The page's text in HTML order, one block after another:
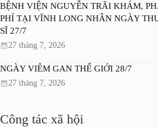
BỆNH VIỆN NGUYỄN TRÃI KHÁM,
PHÍ TẠI VĨNH LONG NHÂN NGÀY
SĨ 27/7
27 tháng 7, 2026
NGÀY VIÊM GAN THẾ GIỚI 28/7
27 tháng 7, 2026
Công tác xã hội